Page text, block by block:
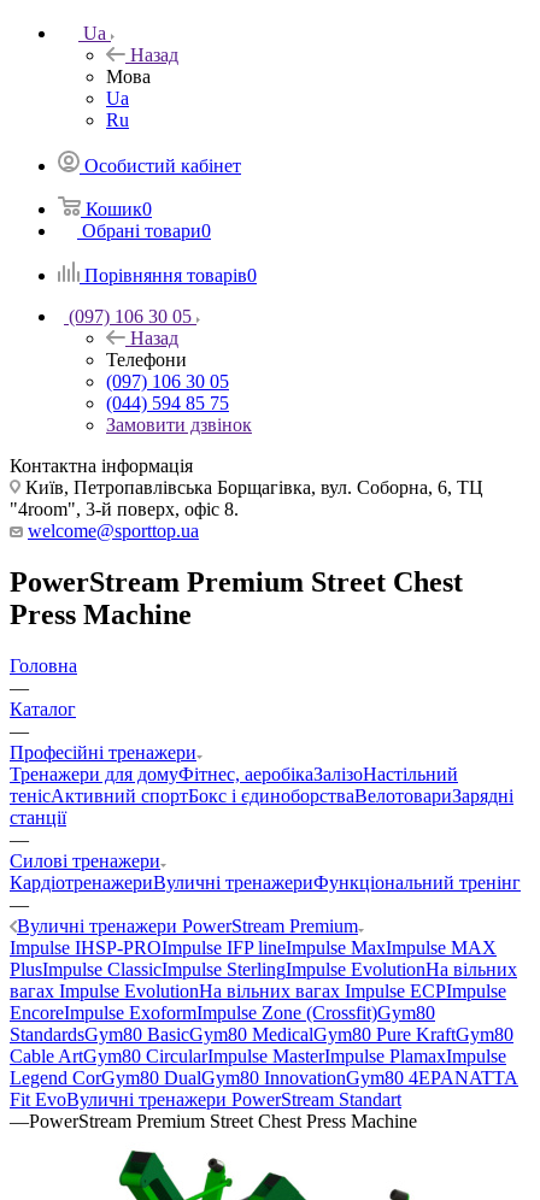
Ua
Назад
Мова
Ua
Ru
Особистий кабінет
Кошик0
Обрані товари0
Порівняння товарів0
(097) 106 30 05
Назад
Телефони
(097) 106 30 05
(044) 594 85 75
Замовити дзвінок
Контактна інформація
Київ, Петропавлівська Борщагівка, вул. Соборна, 6, ТЦ
"4room", 3-й поверх, офіс 8.
welcome@sporttop.ua
PowerStream Premium Street Chest
Press Machine
Головна
—
Каталог
—
Професійні тренажери
Тренажери для домуФітнес, аеробікаЗалізоНастільний
тенісАктивний спортБокс і єдиноборстваВелотовариЗарядні
станції
—
Силові тренажери
КардіотренажериВуличні тренажериФункціональний тренінг
—
Вуличні тренажери PowerStream Premium
Impulse IHSP-PROImpulse IFP lineImpulse MaxImpulse MAX
PlusImpulse ClassicImpulse SterlingImpulse EvolutionНа вільних
вагах Impulse EvolutionНа вільних вагах Impulse ECPImpulse
EncoreImpulse ExoformImpulse Zone (Crossfit)Gym80
StandardsGym80 BasicGym80 MedicalGym80 Pure KraftGym80
Cable ArtGym80 CircularImpulse MasterImpulse PlamaxImpulse
Legend CorGym80 DualGym80 InnovationGym80 4EPANATTA
Fit EvoВуличні тренажери PowerStream Standart
—PowerStream Premium Street Chest Press Machine